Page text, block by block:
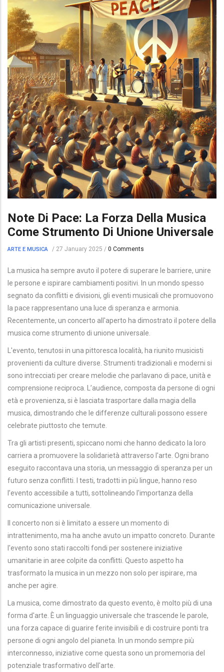
Note Di Pace: La Forza Della Musica
Come Strumento Di Unione Universale
ARTE E MUSICA / 27 January 2025 / 0 Comments
La musica ha sempre avuto il potere di superare le barriere, unire
le persone e ispirare cambiamenti positivi. In un mondo spesso
segnato da conflitti e divisioni, gli eventi musicali che promuovono
la pace rappresentano una luce di speranza e armonia.
Recentemente, un concerto all'aperto ha dimostrato il potere della
musica come strumento di unione universale.
L'evento, tenutosi in una pittoresca località, ha riunito musicisti
provenienti da culture diverse. Strumenti tradizionali e moderni si
sono intrecciati per creare melodie che parlavano di pace, unità e
comprensione reciproca. L’audience, composta da persone di ogni
età e provenienza, si è lasciata trasportare dalla magia della
musica, dimostrando che le differenze culturali possono essere
celebrate piuttosto che temute.
Tra gli artisti presenti, spiccano nomi che hanno dedicato la loro
carriera a promuovere la solidarietà attraverso l'arte. Ogni brano
eseguito raccontava una storia, un messaggio di speranza per un
futuro senza conflitti. I testi, tradotti in più lingue, hanno reso
l’evento accessibile a tutti, sottolineando l'importanza della
comunicazione universale.
Il concerto non si è limitato a essere un momento di
intrattenimento, ma ha anche avuto un impatto concreto. Durante
l'evento sono stati raccolti fondi per sostenere iniziative
umanitarie in aree colpite da conflitti. Questo aspetto ha
trasformato la musica in un mezzo non solo per ispirare, ma
anche per agire.
La musica, come dimostrato da questo evento, è molto più di una
forma d'arte. È un linguaggio universale che trascende le parole,
una forza capace di guarire ferite invisibili e di costruire ponti tra
persone di ogni angolo del pianeta. In un mondo sempre più
interconnesso, iniziative come questa sono un promemoria del
potenziale trasformativo dell'arte.